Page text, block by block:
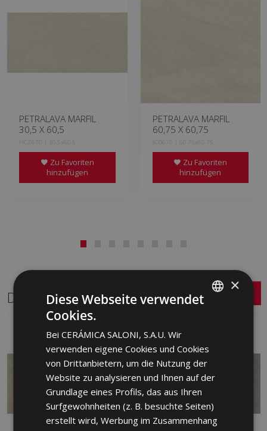
PETRALAVA MARFIL
30,5 X 60,5
HCZ670 | 30.5x60.5
Zu Favoriten
hinzufügen
PETRALAVA MARFIL
60,75 X 60,75
JCD670 | 60.75x60.75
Zu Favoriten
hinzufügen
Dasselbe Format
GERMAN
PORTUGUESE
×
Diese Webseite verwendet
Cookies.
Bei CERÁMICA SALONI, S.A.U. Wir
verwenden eigene Cookies und Cookies
von Drittanbietern, um die Nutzung der
Website zu analysieren und Ihnen auf der
Grundlage eines Profils, das aus Ihren
Surfgewohnheiten (z. B. besuchte Seiten)
erstellt wird, Werbung im Zusammenhang